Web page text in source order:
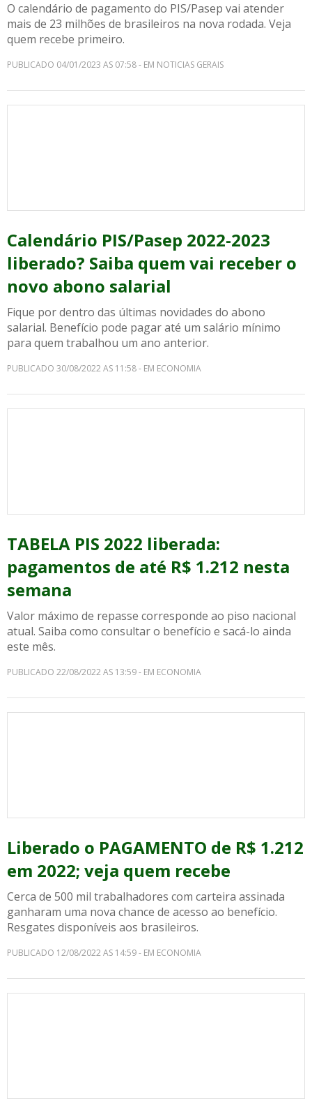
O calendário de pagamento do PIS/Pasep vai atender
mais de 23 milhões de brasileiros na nova rodada. Veja
quem recebe primeiro.
PUBLICADO 04/01/2023 AS 07:58 - EM NOTICIAS GERAIS
Calendário PIS/Pasep 2022-2023
liberado? Saiba quem vai receber o
novo abono salarial
Fique por dentro das últimas novidades do abono
salarial. Benefício pode pagar até um salário mínimo
para quem trabalhou um ano anterior.
PUBLICADO 30/08/2022 AS 11:58 - EM ECONOMIA
TABELA PIS 2022 liberada:
pagamentos de até R$ 1.212 nesta
semana
Valor máximo de repasse corresponde ao piso nacional
atual. Saiba como consultar o benefício e sacá-lo ainda
este mês.
PUBLICADO 22/08/2022 AS 13:59 - EM ECONOMIA
Liberado o PAGAMENTO de R$ 1.212
em 2022; veja quem recebe
Cerca de 500 mil trabalhadores com carteira assinada
ganharam uma nova chance de acesso ao benefício.
Resgates disponíveis aos brasileiros.
PUBLICADO 12/08/2022 AS 14:59 - EM ECONOMIA